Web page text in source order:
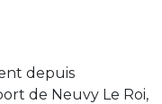
depuis
de Neuvy Le Roi,